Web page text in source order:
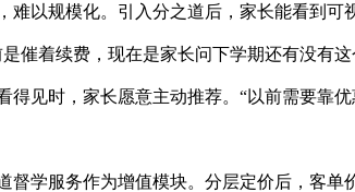
以规模化。引入分之道后，家长能看到可
着续费，现在是家长问下学期还有没有
见时，家长愿意主动推荐。“以前需要靠
学服务作为增值模块。分层定价后，客单